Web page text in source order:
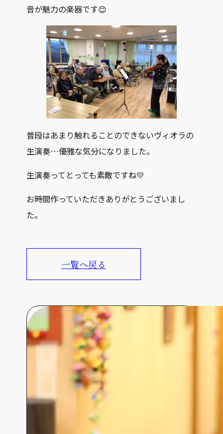
音が魅力の楽器です😊
普段はあまり触れることのできないヴィオラの
生演奏…優雅な気分になりました。
生演奏ってとっても素敵ですね💛
お時間作っていただきありがとうございまし
た。
一覧へ戻る